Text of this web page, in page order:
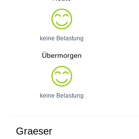
keine Belastung
Übermorgen
keine Belastung
Graeser